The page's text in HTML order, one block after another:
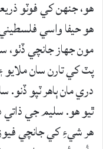
ھو، جنھن کي فوٽو
ھو حيفا واسي
مون جھاز جانچي ڏٺو،
پٽ کي تارن سان
دري مان ٻاھر ٽپو ڏنو.
ٿيو ھو. سليم جي
ھر شيءِ کي جانچي